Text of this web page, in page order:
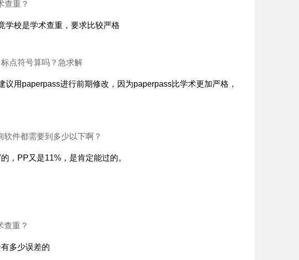
查重？
学校是学术查重，要求比较严格
点符号算吗？急求解
用paperpass进行前期修改，因为paperpass比学术更加严格，
件都需要到多少以下啊？
，PP又是11%，是肯定能过的。
查重？
多少误差的